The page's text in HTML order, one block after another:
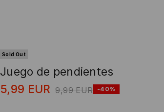
Sold Out
Juego de pendientes
5,99 EUR 9,99 EUR -40%